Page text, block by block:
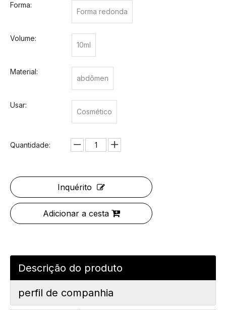
Forma:
Forma redonda
Volume:
10ml
Material:
abdômen
Usar:
Cosmético
Quantidade:
Inquérito
Adicionar a cesta
Descrição do produto
perfil de companhia